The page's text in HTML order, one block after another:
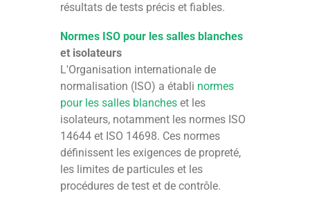
résultats de tests précis et fiables.
Normes ISO pour les salles blanches
et isolateurs
L'Organisation internationale de
normalisation (ISO) a établi normes
pour les salles blanches et les
isolateurs, notamment les normes ISO
14644 et ISO 14698. Ces normes
définissent les exigences de propreté,
les limites de particules et les
procédures de test et de contrôle.